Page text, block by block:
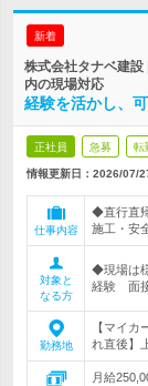
新着
株式会社タナベ建設
内の現場対応
経験を活かし、
正社員 急募 転
情報更新日：2026/07/
仕事内容
◆直行直
施工・安
対象と
なる方
◆現場は
経験 面
勤務地
【マイ
れ直後】
月給